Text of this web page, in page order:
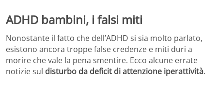
ADHD bambini, i falsi miti
Nonostante il fatto che dell’ADHD si sia molto parlato,
esistono ancora troppe false credenze e miti duri a
morire che vale la pena smentire. Ecco alcune errate
notizie sul disturbo da deficit di attenzione iperattività.